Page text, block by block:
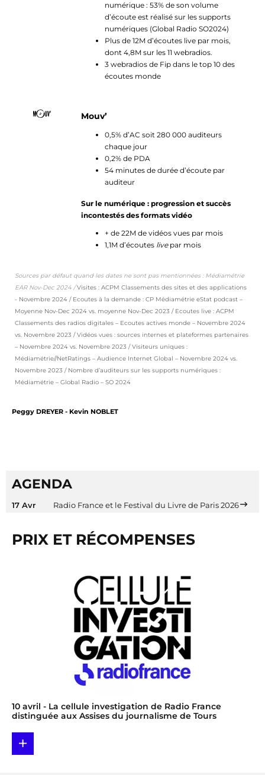
numérique : 53% de son volume
d’écoute est réalisé sur les supports
numériques (Global Radio SO2024)
Plus de 12M d’écoutes live par mois,
dont 4,8M sur les 11 webradios.
3 webradios de Fip dans le top 10 des
écoutes monde
Mouv’
0,5% d’AC soit 280 000 auditeurs
chaque jour
0,2% de PDA
54 minutes de durée d’écoute par
auditeur
Sur le numérique : progression et succès
incontestés des formats vidéo
+ de 22M de vidéos vues par mois
1,1M d’écoutes livepar mois
Sources par défaut quand les dates ne sont pas mentionnées : Médiamétrie
EAR Nov-Dec 2024 /Visites : ACPM Classements des sites et des applications
- Novembre 2024 / Ecoutes à la demande : CP Médiamétrie eStat podcast –
Moyenne Nov-Dec 2024 vs. moyenne Nov-Dec 2023 / Ecoutes live : ACPM
Classements des radios digitales – Ecoutes actives monde – Novembre 2024
vs. Novembre 2023 / Vidéos vues : sources internes et plateformes partenaires
– Novembre 2024 vs. Novembre 2023 / Visiteurs uniques :
Médiamétrie//NetRatings – Audience Internet Global – Novembre 2024 vs.
Novembre 2023 / Nombre d’auditeurs sur les supports numériques :
Médiamétrie – Global Radio – SO 2024
Peggy DREYER - Kevin NOBLET
AGENDA
17 Avr Radio France et le Festival du Livre de Paris 2026
PRIX ET RÉCOMPENSES
10 avril - La cellule investigation de Radio France
distinguée aux Assises du journalisme de Tours
+